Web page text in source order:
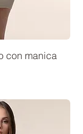
con manica